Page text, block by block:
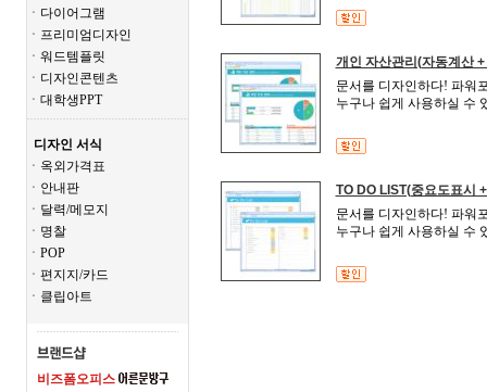
ㆍ다이어그램
ㆍ프리미엄디자인
ㆍ워드템플릿
ㆍ디자인콘텐츠
ㆍ대학생PPT
디자인 서식
ㆍ옥외가격표
ㆍ안내판
ㆍ달력/메모지
ㆍ명찰
ㆍPOP
ㆍ편지지/카드
ㆍ클립아트
비즈폼오피스
개인 자산관리(자동계산
문서를 디자인하다! 파워
누구나 쉽게 사용하실 수
TO DO LIST(중요도표시
문서를 디자인하다! 파워
누구나 쉽게 사용하실 수